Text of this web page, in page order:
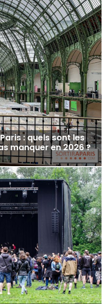
: quels sont les
manquer en 2026 ?